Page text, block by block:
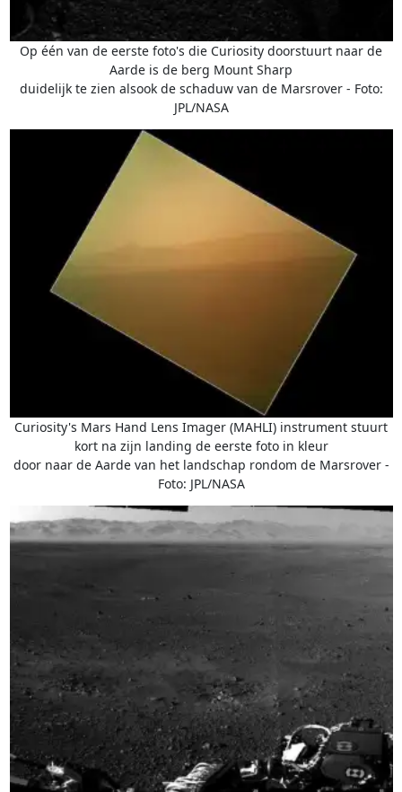
Op één van de eerste foto's die Curiosity doorstuurt naar de
Aarde is de berg Mount Sharp
duidelijk te zien alsook de schaduw van de Marsrover - Foto:
JPL/NASA
Curiosity's Mars Hand Lens Imager (MAHLI) instrument stuurt
kort na zijn landing de eerste foto in kleur
door naar de Aarde van het landschap rondom de Marsrover -
Foto: JPL/NASA